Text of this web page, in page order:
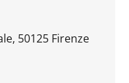
50125 Firenze